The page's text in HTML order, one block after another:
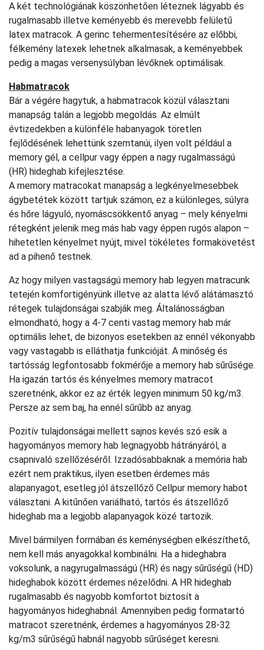
A két technológiának köszönhetően léteznek lágyabb és
rugalmasabb illetve keményebb és merevebb felületű
latex matracok. A gerinc tehermentesítésére az előbbi,
félkemény latexek lehetnek alkalmasak, a keményebbek
pedig a magas versenysúlyban lévőknek optimálisak.
Habmatracok
Bár a végére hagytuk, a habmatracok közül választani
manapság talán a legjobb megoldás. Az elmúlt
évtizedekben a különféle habanyagok töretlen
fejlődésének lehettünk szemtanúi, ilyen volt például a
memory gél, a cellpur vagy éppen a nagy rugalmasságú
(HR) hideghab kifejlesztése.
A memory matracokat manapság a legkényelmesebbek
ágybetétek között tartjuk számon, ez a különleges, súlyra
és hőre lágyuló, nyomáscsökkentő anyag – mely kényelmi
rétegként jelenik meg más hab vagy éppen rugós alapon –
hihetetlen kényelmet nyújt, mivel tökéletes formakövetést
ad a pihenő testnek.
Az hogy milyen vastagságú memory hab legyen matracunk
tetején komfortigényünk illetve az alatta lévő alátámasztó
rétegek tulajdonságai szabják meg. Általánosságban
elmondható, hogy a 4-7 centi vastag memory hab már
optimális lehet, de bizonyos esetekben az ennél vékonyabb
vagy vastagabb is elláthatja funkcióját. A minőség és
tartósság legfontosabb fokmérője a memory hab sűrűsége.
Ha igazán tartós és kényelmes memory matracot
szeretnénk, akkor ez az érték legyen minimum 50 kg/m3.
Persze az sem baj, ha ennél sűrűbb az anyag.
Pozitív tulajdonságai mellett sajnos kevés szó esik a
hagyományos memory hab legnagyobb hátrányáról, a
csapnivaló szellőzéséről. Izzadósabbaknak a memória hab
ezért nem praktikus, ilyen esetben érdemes más
alapanyagot, esetleg jól átszellőző Cellpur memory habot
választani. A kitűnően variálható, tartós és átszellőző
hideghab ma a legjobb alapanyagok közé tartozik.
Mivel bármilyen formában és keménységben elkészíthető,
nem kell más anyagokkal kombinálni. Ha a hideghabra
voksolunk, a nagyrugalmasságú (HR) és nagy sűrűségű (HD)
hideghabok között érdemes nézelődni. A HR hideghab
rugalmasabb és nagyobb komfortot biztosít a
hagyományos hideghabnál. Amennyiben pedig formatartó
matracot szeretnénk, érdemes a hagyományos 28-32
kg/m3 sűrűségű habnál nagyobb sűrűséget keresni.